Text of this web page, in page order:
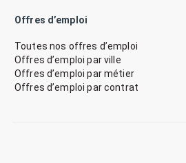
Offres d’emploi
Toutes nos offres d’emploi
Offres d’emploi par ville
Offres d’emploi par métier
Offres d’emploi par contrat